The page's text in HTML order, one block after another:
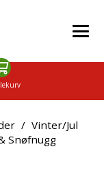
/ Vinter/Jul
Snøfnugg